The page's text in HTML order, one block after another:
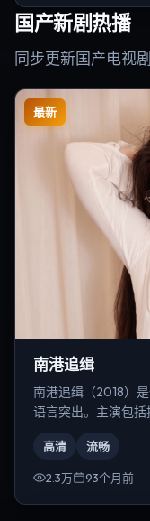
国产新剧热播
同步更新国产电视
最新
南港追缉
南港追缉（2018）
语言突出。主演包括
高清 流畅
2.3万 93个月前